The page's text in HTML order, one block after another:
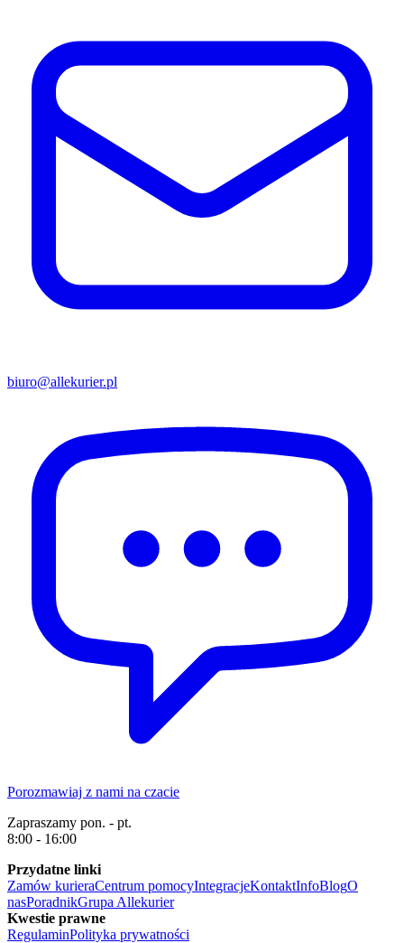
biuro@allekurier.pl
Porozmawiaj z nami na czacie
Zapraszamy pon. - pt.
8:00 - 16:00
Przydatne linki
Zamów kurieraCentrum pomocyIntegracjeKontaktInfoBlogO
nasPoradnikGrupa Allekurier
Kwestie prawne
RegulaminPolityka prywatności